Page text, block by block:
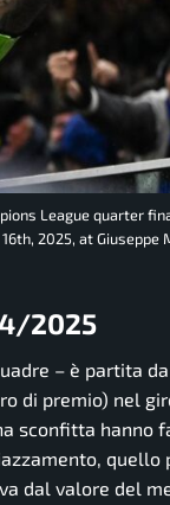
League quarter
2025, at Giuseppe
2025
– è partita
di premio) nel
sconfitta
dal valore del